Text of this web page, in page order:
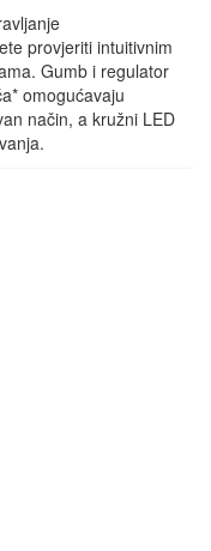
provjeriti intuitivnim
Gumb i regulator
omogućavaju
način, a kružni LED